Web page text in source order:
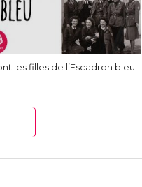
les filles de l’Escadron bleu